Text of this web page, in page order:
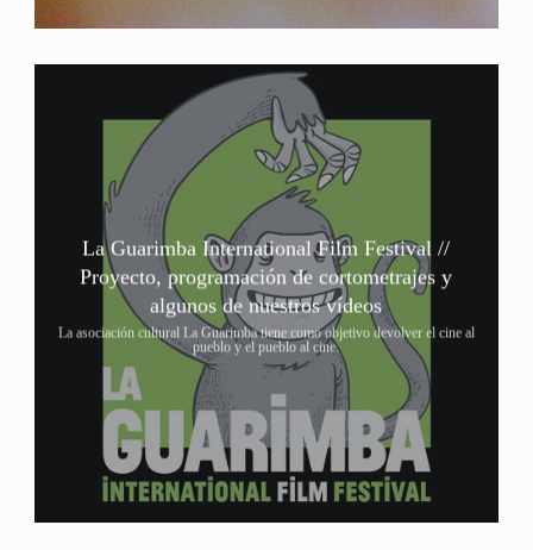
La Guarimba International Film Festival //
Proyecto, programación de cortometrajes y
algunos de nuestros vídeos
La asociación cultural La Guarimba tiene como objetivo devolver el cine al
pueblo y el pueblo al cine.